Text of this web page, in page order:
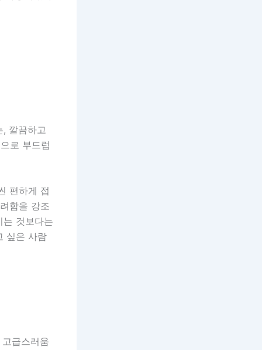
, 깔끔하고
로 부드럽
편하게 접
함을 강조
는 것보다는
싶은 사람
급스러움